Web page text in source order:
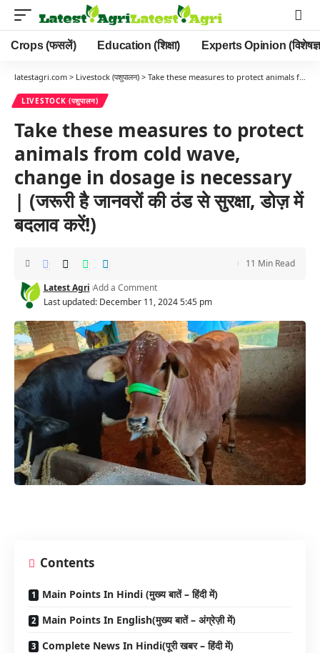
Crops (फसलें) Education (शिक्षा) Experts Opinion (विशेषज्ञ
latestagri.com > Livestock (पशुपालन) > Take these measures to protect animals from cold wave, change in dosage is necessary | (जरूरी है जानवरों की ठंड से सुरक्षा, डोज़ में बदलाव करें!)
LIVESTOCK (पशुपालन)
Take these measures to protect
animals from cold wave,
change in dosage is necessary
| (जरूरी है जानवरों की ठंड से सुरक्षा, डोज़ में
बदलाव करें!)
Last updated: December 11, 2024 5:45 pm
Latest Agri Add a Comment
11 Min Read
Contents
Main Points In Hindi (मुख्य बातें – हिंदी में)
Main Points In English(मुख्य बातें – अंग्रेज़ी में)
Complete News In Hindi(पूरी खबर – हिंदी में)